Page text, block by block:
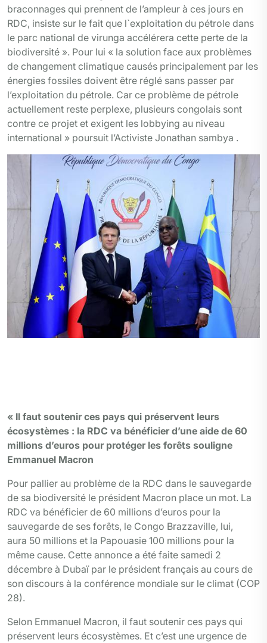
braconnages qui prennent de l’ampleur à ces jours en
RDC, insiste sur le fait que l`exploitation du pétrole dans
le parc national de virunga accélérera cette perte de la
biodiversité ». Pour lui « la solution face aux problèmes
de changement climatique causés principalement par les
énergies fossiles doivent être réglé sans passer par
l’exploitation du pétrole. Car ce problème de pétrole
actuellement reste perplexe, plusieurs congolais sont
contre ce projet et exigent les lobbying au niveau
international » poursuit l’Activiste Jonathan sambya .
« Il faut soutenir ces pays qui préservent leurs
écosystèmes : la RDC va bénéficier d’une aide de 60
millions d’euros pour protéger les forêts souligne
Emmanuel Macron
Pour pallier au problème de la RDC dans le sauvegarde
de sa biodiversité le président Macron place un mot. La
RDC va bénéficier de 60 millions d’euros pour la
sauvegarde de ses forêts, le Congo Brazzaville, lui,
aura 50 millions et la Papouasie 100 millions pour la
même cause. Cette annonce a été faite samedi 2
décembre à Dubaï par le président français au cours de
son discours à la conférence mondiale sur le climat (COP
28).
Selon Emmanuel Macron, il faut soutenir ces pays qui
préservent leurs écosystèmes. Et c’est une urgence de